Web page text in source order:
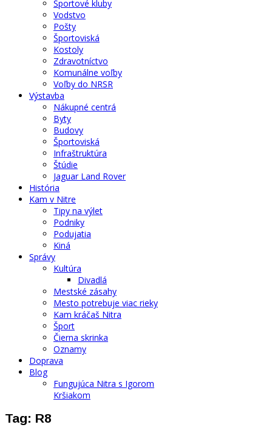
Športové kluby
Vodstvo
Pošty
Športoviská
Kostoly
Zdravotníctvo
Komunálne voľby
Voľby do NRSR
Výstavba
Nákupné centrá
Byty
Budovy
Športoviská
Infraštruktúra
Štúdie
Jaguar Land Rover
História
Kam v Nitre
Tipy na výlet
Podniky
Podujatia
Kiná
Správy
Kultúra
Divadlá
Mestské zásahy
Mesto potrebuje viac rieky
Kam kráčaš Nitra
Šport
Čierna skrinka
Oznamy
Doprava
Blog
Fungujúca Nitra s Igorom
Kršiakom
Tag: R8